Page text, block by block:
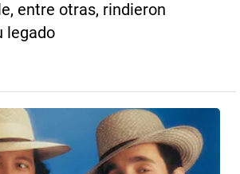
entre otras, rindieron
legado